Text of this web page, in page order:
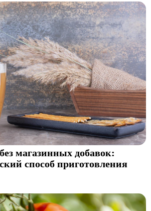
магазинных добавок:
способ приготовления